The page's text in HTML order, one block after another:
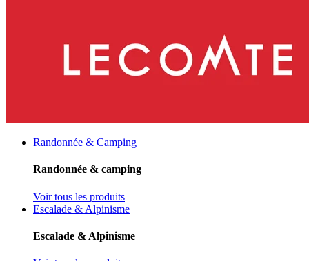
Randonnée & Camping
Randonnée & camping
Voir tous les produits
Escalade & Alpinisme
Escalade & Alpinisme